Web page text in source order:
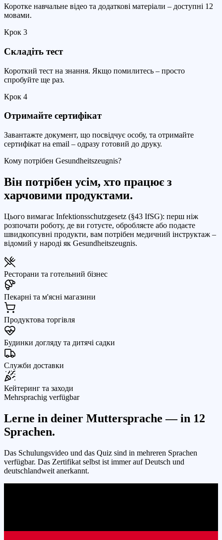
Коротке навчальне відео та додаткові матеріали – доступні 12
мовами.
Крок 3
Складіть тест
Короткий тест на знання. Якщо помилитесь – просто
спробуйте ще раз.
Крок 4
Отримайте сертифікат
Завантажте документ, що посвідчує особу, та отримайте
сертифікат на email – одразу готовий до друку.
Кому потрібен Gesundheitszeugnis?
Він потрібен усім, хто працює з
харчовими продуктами.
Цього вимагає Infektionsschutzgesetz (§43 IfSG): перш ніж
розпочати роботу, де ви готуєте, обробляєте або подаєте
швидкопсувні продукти, вам потрібен медичний інструктаж –
відомий у народі як Gesundheitszeugnis.
Ресторани та готельний бізнес
Пекарні та м'ясні магазини
Продуктова торгівля
Будинки догляду та дитячі садки
Служби доставки
Кейтеринг та заходи
Mehrsprachig verfügbar
Lerne in deiner Muttersprache — in 12
Sprachen.
Das Schulungsvideo und das Quiz sind in mehreren Sprachen
verfügbar. Das Zertifikat selbst ist immer auf Deutsch und
deutschlandweit anerkannt.